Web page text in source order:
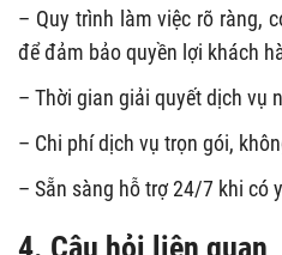
– Quy trình làm việc rõ ràng,
để đảm bảo quyền lợi khách
– Thời gian giải quyết dịch vụ
– Chi phí dịch vụ trọn gói,
– Sẵn sàng hỗ trợ 24/7 khi có
4. Câu hỏi liên quan